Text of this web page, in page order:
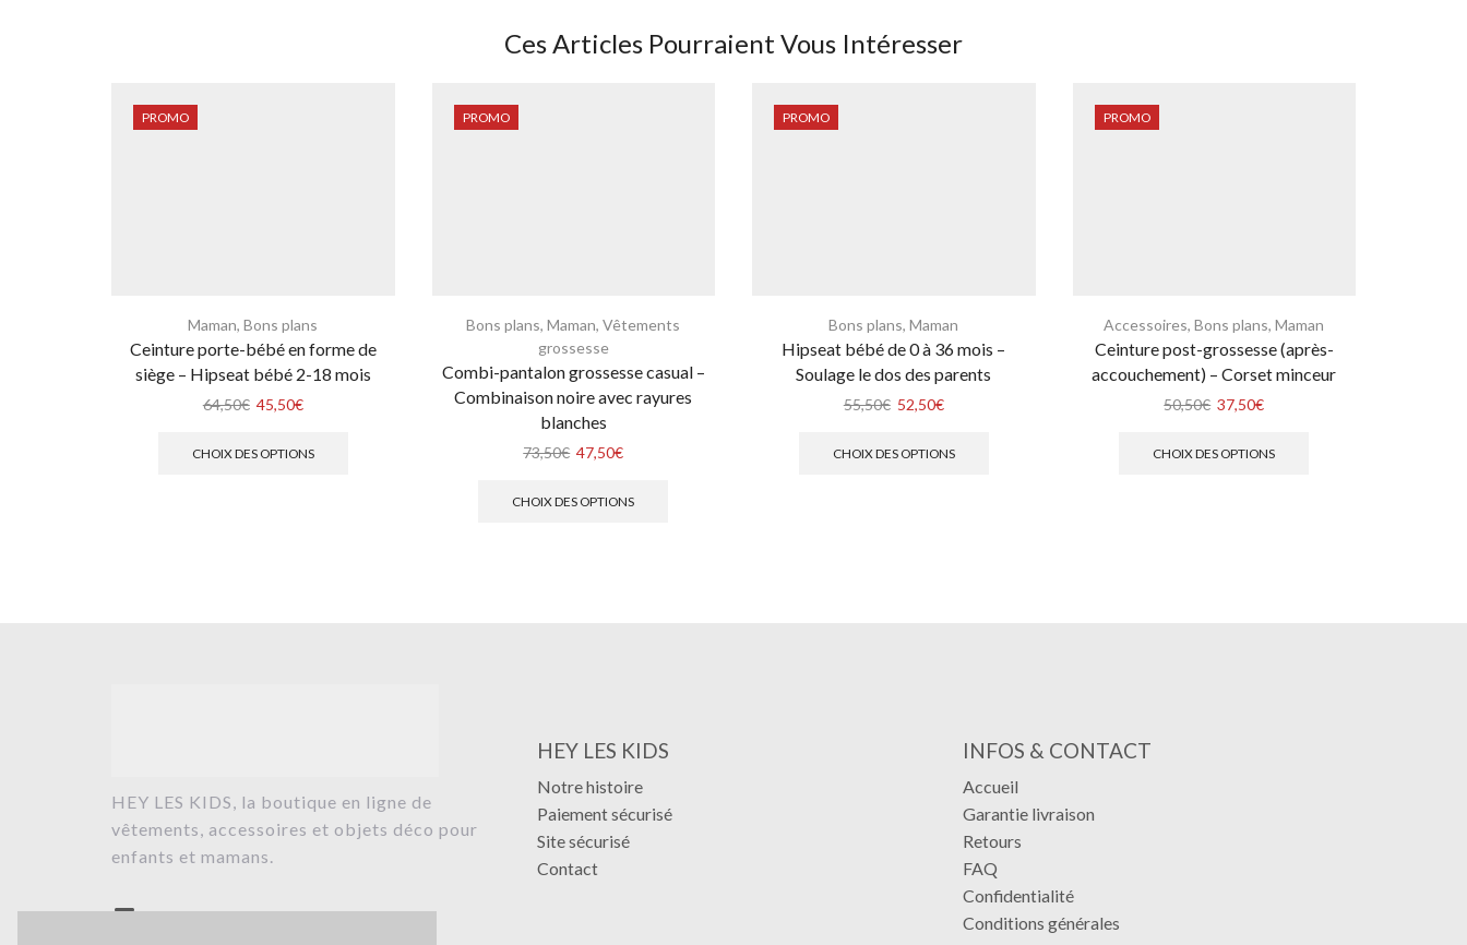
Ces Articles Pourraient Vous Intéresser
PROMO
Maman,Bons plans
Ceinture porte-bébé en forme de
siège – Hipseat bébé 2-18 mois
64,50€ 45,50€
CHOIX DES OPTIONS
PROMO
Bons plans,Maman,Vêtements
grossesse
Combi-pantalon grossesse casual –
Combinaison noire avec rayures
blanches
73,50€ 47,50€
CHOIX DES OPTIONS
PROMO
Bons plans,Maman
Hipseat bébé de 0 à 36 mois –
Soulage le dos des parents
55,50€ 52,50€
CHOIX DES OPTIONS
PROMO
Accessoires,Bons plans,Maman
Ceinture post-grossesse (après-
accouchement) – Corset minceur
50,50€ 37,50€
CHOIX DES OPTIONS
HEY LES KIDS, la boutique en ligne de
vêtements, accessoires et objets déco pour
enfants et mamans.
HEY LES KIDS
Notre histoire
Paiement sécurisé
Site sécurisé
Contact
INFOS & CONTACT
Accueil
Garantie livraison
Retours
FAQ
Confidentialité
Conditions générales